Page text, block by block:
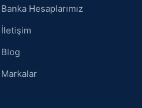
Banka Hesaplarımız
İletişim
Blog
Markalar